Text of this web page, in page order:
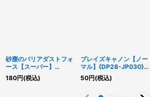
砂塵のバリアダストフォ
ース【スーパー】
{BOSH-JP076}《罠》
180円(税込)
ブレイズキャノン【ノー
マル】{DP28-JP030}
《魔法》
50円(税込)